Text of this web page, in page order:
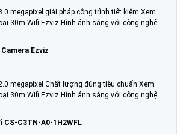
megapixel giải pháp công trình tiết kiệm Xem
30m Wifi Ezviz Hình ảnh sáng với công nghệ
Ezviz
megapixel Chất lượng đúng tiêu chuẩn Xem
30m Wifi Ezviz Hình ảnh sáng với công nghệ
CS-C3TN-A0-1H2WFL